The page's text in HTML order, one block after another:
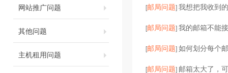
网站推广问题
其他问题
主机租用问题
[邮局问题]我想把我收到
[邮局问题]我的邮箱不能
[邮局问题]如何划分每个
[邮局问题] 邮箱太大了，